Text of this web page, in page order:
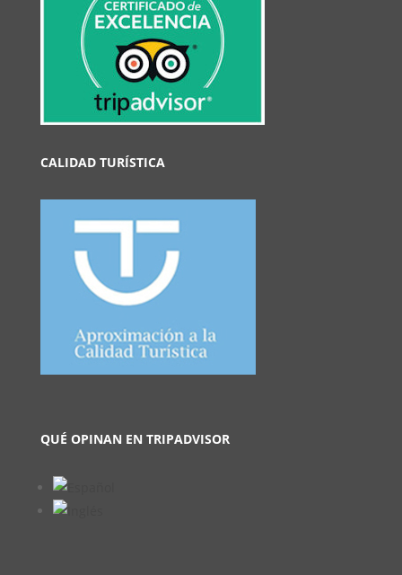
CALIDAD TURÍSTICA
QUÉ OPINAN EN TRIPADVISOR